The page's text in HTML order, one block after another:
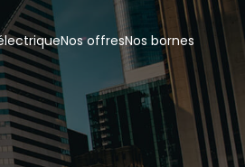
Nos offresNos bornes